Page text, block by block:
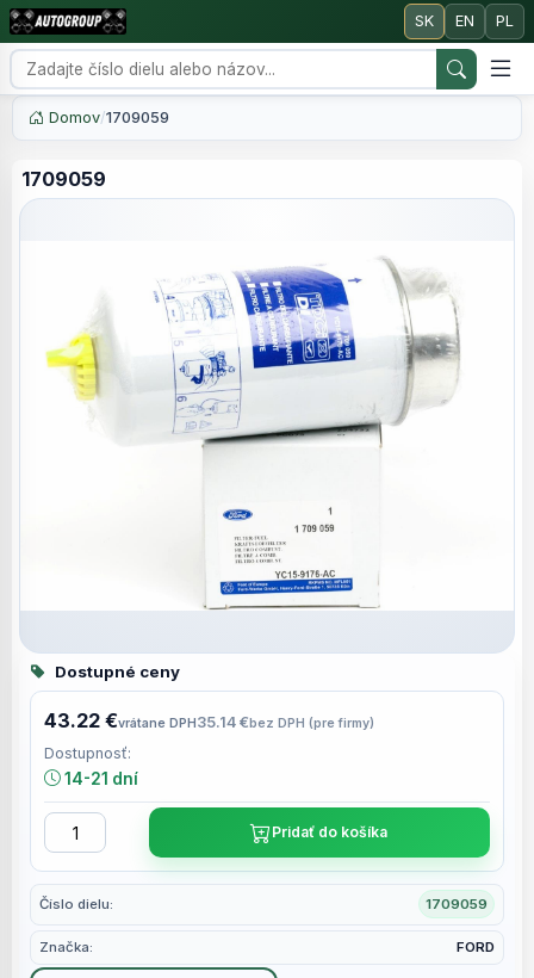
SK EN PL
Domov/1709059
1709059
Číslo dielu: 1709059
Značka: FORD
Dostupné ceny
43.22 €vrátane DPH35.14 €bez DPH (pre firmy)
Dostupnosť:
14-21 dní
Pridať do košíka